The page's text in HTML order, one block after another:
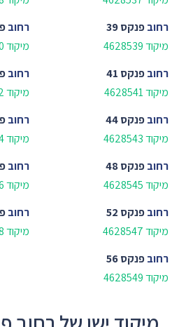
רחובפנקס 39
מיקוד 4628539
רחוב
מיקוד 4628540
רחובפנקס 41
מיקוד 4628541
רחוב
מיקוד 4628542
רחובפנקס 44
מיקוד 4628543
רחוב
מיקוד 4628544
רחובפנקס 48
מיקוד 4628545
רחוב
מיקוד 4628546
רחובפנקס 52
מיקוד 4628547
רחוב
מיקוד 4628548
רחובפנקס 56
מיקוד 4628549